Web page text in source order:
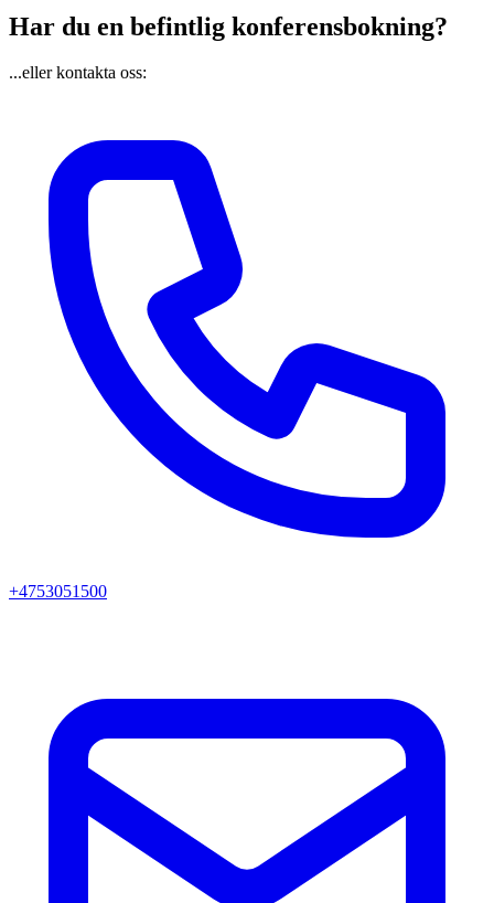
Har du en befintlig konferensbokning?
...eller kontakta oss:
+4753051500